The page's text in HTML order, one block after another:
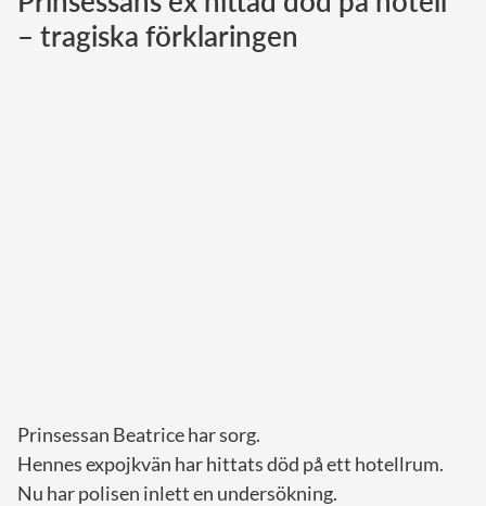
Norska kungahuset
– tragiska förklaringen
Prinsessan Beatrice har sorg.
Hennes expojkvän har hittats död på ett hotellrum.
Nu har polisen inlett en undersökning.